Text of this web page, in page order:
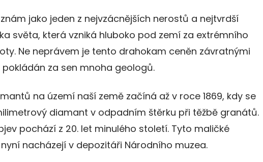
jako jeden z nejvzácnějších nerostů a nejtvrdší
světa, která vzniká hluboko pod zemí za extrémního
Ne neprávem je tento drahokam ceněn závratnými
za sen mnoha geologů.
na území naší země začíná až v roce 1869, kdy se
diamant v odpadním štěrku při těžbě granátů.
pochází z 20. let minulého století. Tyto maličké
nacházejí v depozitáři Národního muzea.